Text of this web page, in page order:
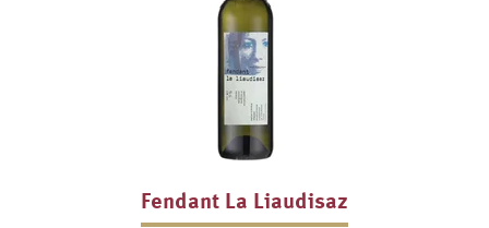
Fendant La Liaudisaz